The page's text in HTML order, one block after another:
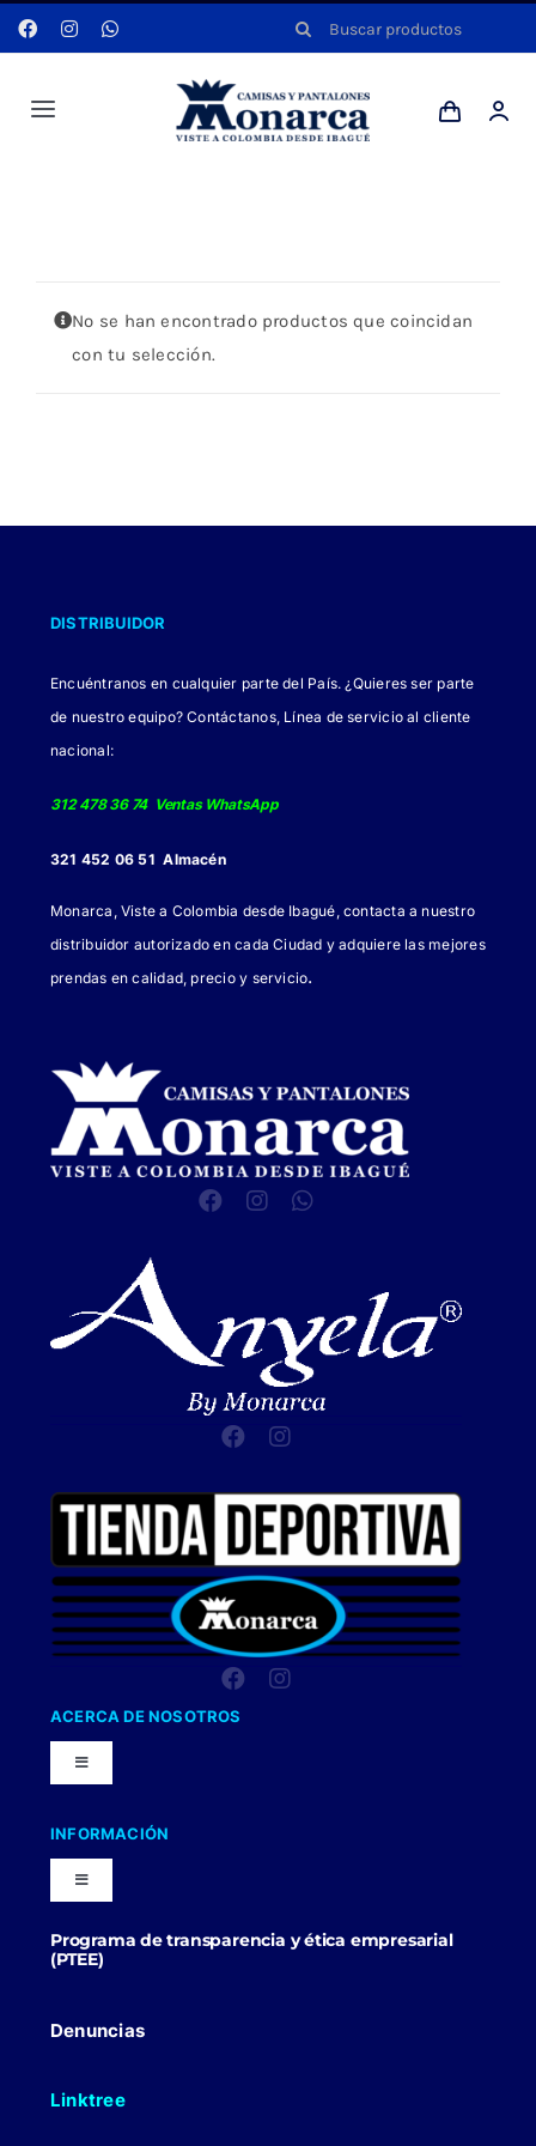
Saltar
al
Buscar:
Toggle
Dotaciones
No se han encontrado productos que coincidan
con tu selección.
DISTRIBUIDOR
Encuéntranos en cualquier parte del País. ¿Quieres ser parte
de nuestro equipo? Contáctanos, Línea de servicio al cliente
nacional:
312 478 36 74 Ventas WhatsApp
321 452 06 51 Almacén
Monarca, Viste a Colombia desde Ibagué, contacta a nuestro
distribuidor autorizado en cada Ciudad y adquiere las mejores
prendas en calidad, precio y servicio.
ACERCA DE NOSOTROS
Toggle
Navigation
Nuestra Compañia
Trabaja con nosotros
INFORMACIÓN
Toggle
Navigation
Blog
Politicas Comerciales
Programa de transparencia y ética empresarial
(PTEE)
Denuncias
Linktree